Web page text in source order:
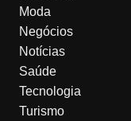
Moda
Negócios
Notícias
Saúde
Tecnologia
Turismo